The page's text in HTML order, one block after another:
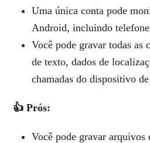
Uma única conta pode
Android, incluindo
Você pode gravar todas as
de texto, dados de
chamadas do dispositivo
👍 Prós:
Você pode gravar arquivos